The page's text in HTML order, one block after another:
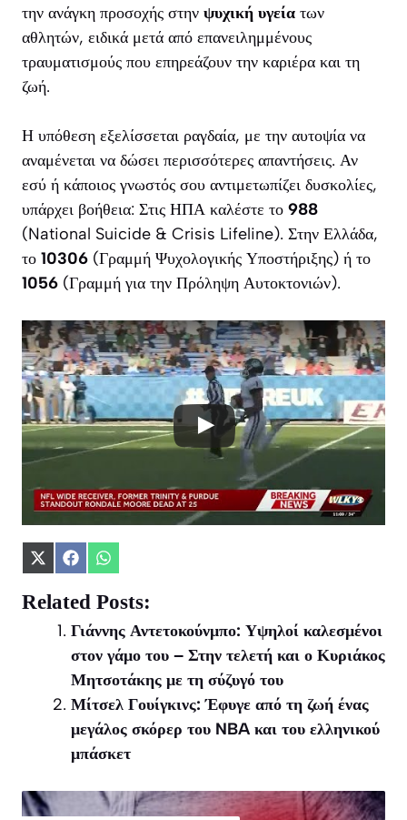
την ανάγκη προσοχής στην ψυχική υγεία των
αθλητών, ειδικά μετά από επανειλημμένους
τραυματισμούς που επηρεάζουν την καριέρα και τη
ζωή.
Η υπόθεση εξελίσσεται ραγδαία, με την αυτοψία να
αναμένεται να δώσει περισσότερες απαντήσεις. Αν
εσύ ή κάποιος γνωστός σου αντιμετωπίζει δυσκολίες,
υπάρχει βοήθεια: Στις ΗΠΑ καλέστε το 988
(National Suicide & Crisis Lifeline). Στην Ελλάδα,
το 10306 (Γραμμή Ψυχολογικής Υποστήριξης) ή το
1056 (Γραμμή για την Πρόληψη Αυτοκτονιών).
Share
X
(Twitter)
Share
Facebook
Share
WhatsApp
Related Posts:
Γιάννης Αντετοκούνμπο: Υψηλοί καλεσμένοι
στον γάμο του – Στην τελετή και ο Κυριάκος
Μητσοτάκης με τη σύζυγό του
Μίτσελ Γουίγκινς: Έφυγε από τη ζωή ένας
μεγάλος σκόρερ του NBA και του ελληνικού
μπάσκετ